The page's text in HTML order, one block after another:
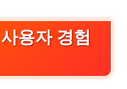
용자 경험